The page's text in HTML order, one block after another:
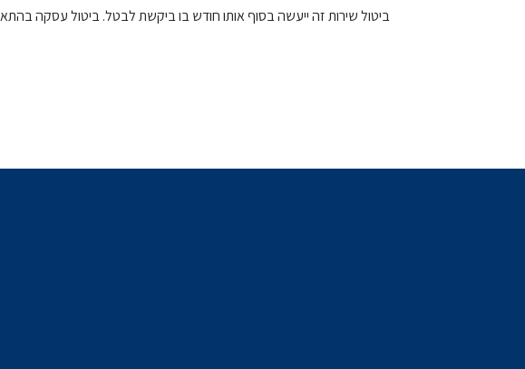
ביטול שירות זה ייעשה בסוף אותו חודש בו ביקשת לבטל. ביטול עסקה בהתאם לתקנות הגנת הצרכן